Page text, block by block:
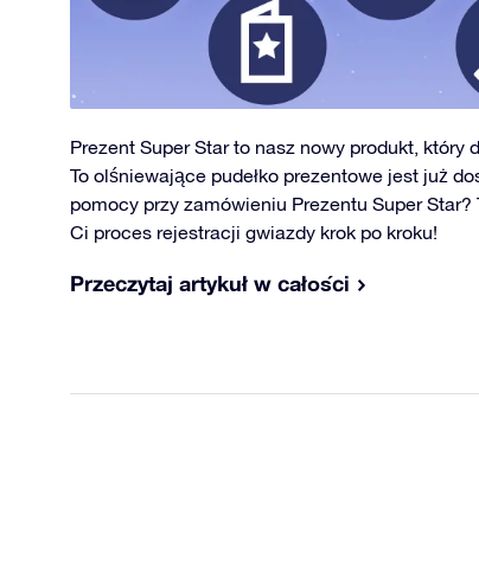
Prezent Super Star to nasz nowy produkt, który
To olśniewające pudełko prezentowe jest już
pomocy przy zamówieniu Prezentu Super Star?
Ci proces rejestracji gwiazdy krok po kroku!
Przeczytaj artykuł w całości